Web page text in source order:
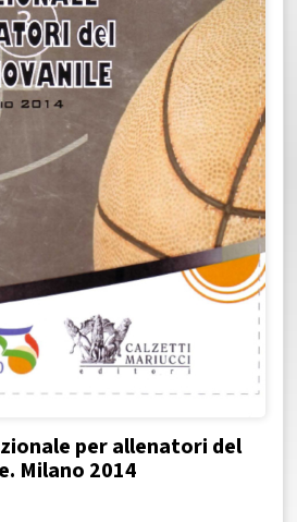
per allenatori del
Milano 2014